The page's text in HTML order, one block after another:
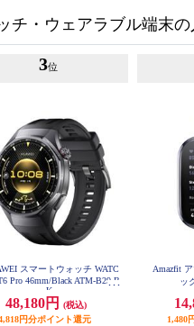
チ・ウェアラブル端末の
3位
スマートウォッチ WATC
Pro 46mm/Black ATM-B29-B
K
48,180円
(税込)
円分ポイント還元
Amazfit
ッ
1,480